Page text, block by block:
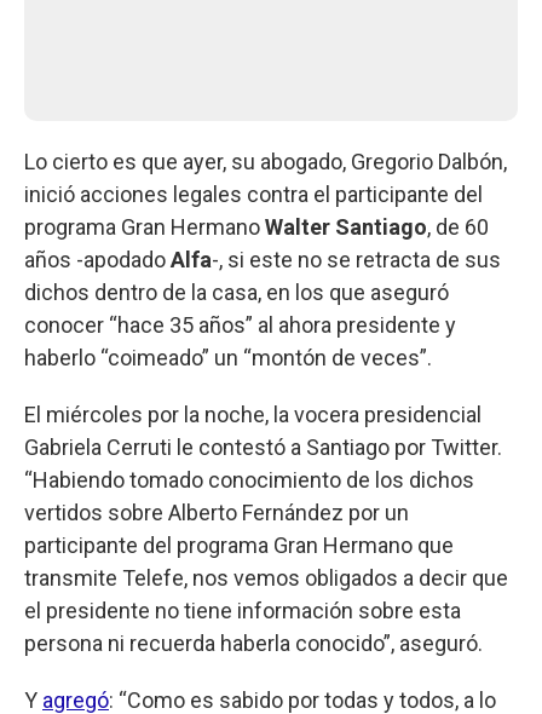
Lo cierto es que ayer, su abogado, Gregorio Dalbón,
inició acciones legales contra el participante del
programa Gran HermanoWalter Santiago, de 60
años -apodadoAlfa-, si este no se retracta de sus
dichos dentro de la casa, en los que aseguró
conocer “hace 35 años” al ahora presidente y
haberlo “coimeado” un “montón de veces”.
El miércoles por la noche, la vocera presidencial
Gabriela Cerruti le contestó a Santiago por Twitter.
“Habiendo tomado conocimiento de los dichos
vertidos sobre Alberto Fernández por un
participante del programa Gran Hermano que
transmite Telefe, nos vemos obligados a decir que
el presidente no tiene información sobre esta
persona ni recuerda haberla conocido”, aseguró.
Y agregó: “Como es sabido por todas y todos, a lo